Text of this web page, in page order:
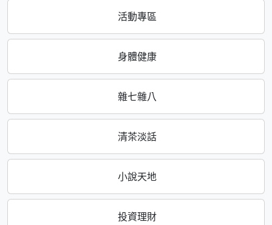
活動專區
身體健康
雜七雜八
清茶淡話
小說天地
投資理財